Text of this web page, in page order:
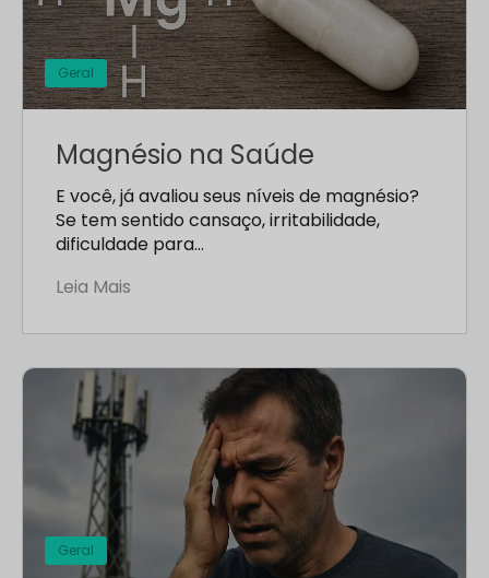
Geral
Magnésio na Saúde
E você, já avaliou seus níveis de magnésio?
Se tem sentido cansaço, irritabilidade,
dificuldade para…
Leia Mais
Geral